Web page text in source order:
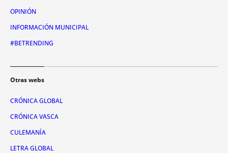
OPINIÓN
INFORMACIÓN MUNICIPAL
#BETRENDING
Otras webs
CRÓNICA GLOBAL
CRÓNICA VASCA
CULEMANÍA
LETRA GLOBAL